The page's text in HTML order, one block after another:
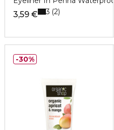
3,59 € 3 2
30%